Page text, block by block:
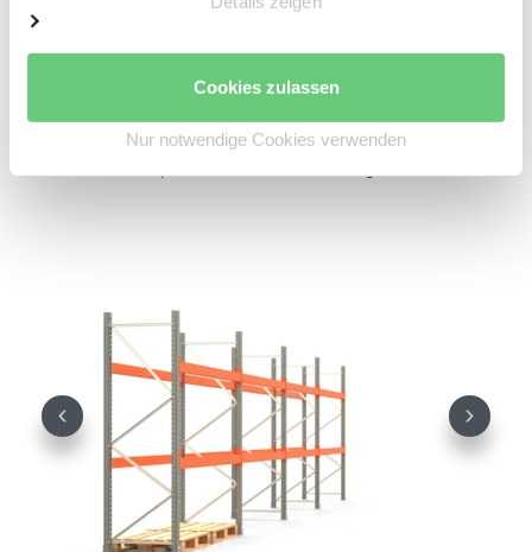
Cookies zulassen
Nur notwendige Cookies verwenden
Kaltgewalztes Kastenprofil
gegen unbeabsichtigtes Ausheben
Previous Next